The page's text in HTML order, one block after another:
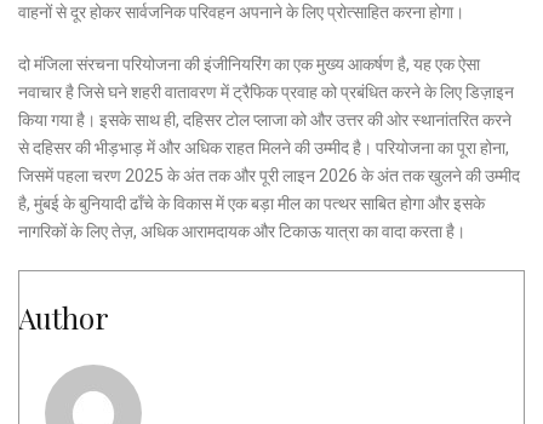
वाहनों से दूर होकर सार्वजनिक परिवहन अपनाने के लिए प्रोत्साहित करना होगा।
दो मंजिला संरचना परियोजना की इंजीनियरिंग का एक मुख्य आकर्षण है, यह एक ऐसा
नवाचार है जिसे घने शहरी वातावरण में ट्रैफिक प्रवाह को प्रबंधित करने के लिए डिज़ाइन
किया गया है। इसके साथ ही, दहिसर टोल प्लाजा को और उत्तर की ओर स्थानांतरित करने
से दहिसर की भीड़भाड़ में और अधिक राहत मिलने की उम्मीद है। परियोजना का पूरा होना,
जिसमें पहला चरण 2025 के अंत तक और पूरी लाइन 2026 के अंत तक खुलने की उम्मीद
है, मुंबई के बुनियादी ढाँचे के विकास में एक बड़ा मील का पत्थर साबित होगा और इसके
नागरिकों के लिए तेज़, अधिक आरामदायक और टिकाऊ यात्रा का वादा करता है।
Author